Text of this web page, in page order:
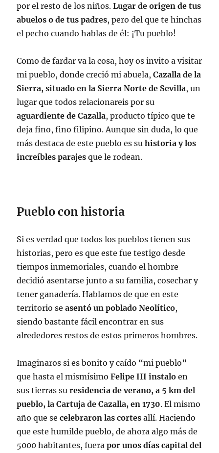
por el resto de los niños.Lugar de origen de tus
abuelos o de tus padres, pero del que te hinchas
el pecho cuando hablas de él: ¡Tu pueblo!
Como de fardar va la cosa, hoy os invito a visitar
mi pueblo, donde creció mi abuela, Cazalla de la
Sierra, situado en la Sierra Norte de Sevilla, un
lugar que todos relacionareis por su
aguardiente de Cazalla, producto típico que te
deja fino, fino filipino. Aunque sin duda, lo que
más destaca de este pueblo es su historia y los
increíbles parajes que le rodean.
Pueblo con historia
Si es verdad que todos los pueblos tienen sus
historias, pero es que este fue testigo desde
tiempos inmemoriales, cuando el hombre
decidió asentarse junto a su familia, cosechar y
tener ganadería. Hablamos de que en este
territorio seasentó un poblado Neolítico,
siendo bastante fácil encontrar en sus
alrededores restos de estos primeros hombres.
Imaginaros si es bonito y caído “mi pueblo”
que hasta el mismísimo Felipe III instalo en
sus tierras su residencia de verano, a 5 km del
pueblo, la Cartuja de Cazalla, en 1730. El mismo
año que secelebraron las cortesallí. Haciendo
que este humilde pueblo, de ahora algo más de
5000 habitantes, fuera por unos días capital del